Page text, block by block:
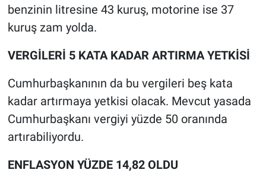
benzinin litresine 43 kuruş, motorine ise 37
kuruş zam yolda.
VERGİLERİ 5 KATA KADAR ARTIRMA YETKİSİ
Cumhurbaşkanının da bu vergileri beş kata
kadar artırmaya yetkisi olacak. Mevcut yasada
Cumhurbaşkanı vergiyi yüzde 50 oranında
artırabiliyordu.
ENFLASYON YÜZDE 14,82 OLDU